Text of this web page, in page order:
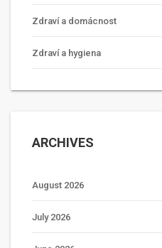
Zdraví a domácnost
Zdraví a hygiena
ARCHIVES
August 2026
July 2026